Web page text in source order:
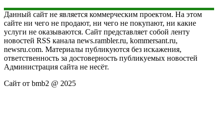
Данный сайт не является коммерческим проектом. На этом
сайте ни чего не продают, ни чего не покупают, ни какие
услуги не оказываются. Сайт представляет собой ленту
новостей RSS канала news.rambler.ru, kommersant.ru,
newsru.com. Материалы публикуются без искажения,
ответственность за достоверность публикуемых новостей
Администрация сайта не несёт.
Сайт от bmb2 @ 2025